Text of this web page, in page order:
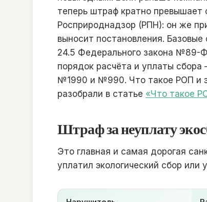
теперь штраф кратно
Росприроднадзор (РПН): он же
выносит постановления.
24.5 Федерального закона №89-
порядок расчёта и уплаты
№1990 и №990. Что такое РОП и
разобрали в статье «Что такое
Штраф за неуплату
Это главная и самая дорогая
уплатил экологический сбор